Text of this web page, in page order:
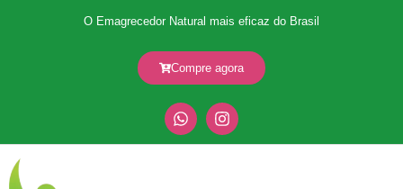
O Emagrecedor Natural mais eficaz do Brasil
Compre agora